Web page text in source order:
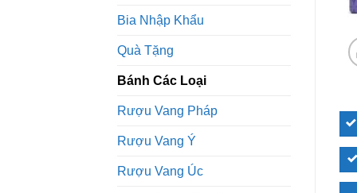
Bia Nhập Khẩu
Quà Tặng
Bánh Các Loại
Rượu Vang Pháp
Rượu Vang Ý
Rượu Vang Úc